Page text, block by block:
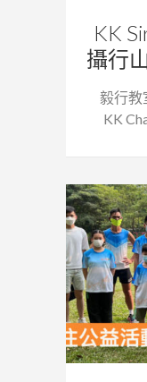
KK
攝行
毅行教
KK